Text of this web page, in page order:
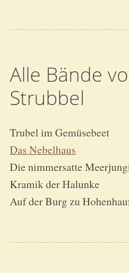
Alle Bände
Strubbel
Trubel im Gemüsebeet
Das Nebelhaus
Die nimmersatte
Kramik der Halunke
Auf der Burg zu